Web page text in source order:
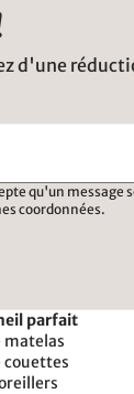
d'une
qu'un message
coordonnées.
parfait
matelas
couettes